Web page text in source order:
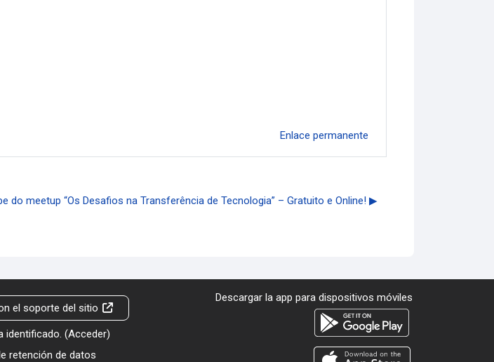
Enlace permanente
do meetup “Os Desafios na Transferência de Tecnologia” – Gratuito e Online! ▶︎
el soporte del sitio
identificado. (Acceder)
retención de datos
Descargar la app para dispositivos móviles